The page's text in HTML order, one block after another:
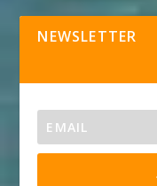
NEWSLETTER